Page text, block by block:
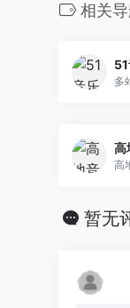
相关
高
暂无